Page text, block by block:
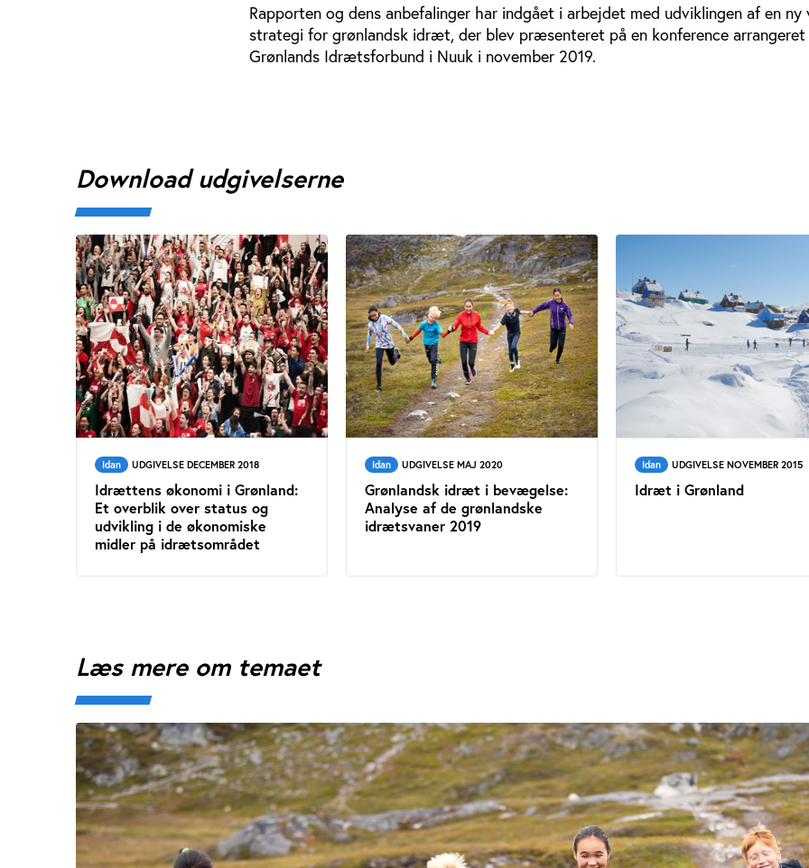
Rapporten og dens anbefalinger har indgået i arbejdet med udviklingen af en ny
strategi for grønlandsk idræt, der blev præsenteret på en konference
Grønlands Idrætsforbund i Nuuk i november 2019.
Download udgivelserne
Idan UDGIVELSE DECEMBER 2018
Idrættens økonomi i Grønland:
Et overblik over status og
udvikling i de økonomiske
midler på idrætsområdet
Idan UDGIVELSE MAJ 2020
Grønlandsk idræt i bevægelse:
Analyse af de grønlandske
idrætsvaner 2019
Idan UDGIVELSE NOVEMBER 2015
Idræt i Grønland
Læs mere om temaet